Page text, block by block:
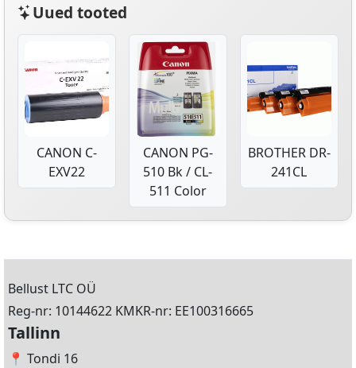
Uued tooted
CANON C-
EXV22
CANON PG-
510 Bk / CL-
511 Color
BROTHER DR-
241CL
Bellust LTC OÜ
Reg-nr: 10144622 KMKR-nr: EE100316665
Tallinn
📍 Tondi 16